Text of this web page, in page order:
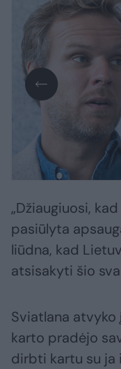
„Džiaugiuosi,
pasiūlyta
liūdna, kad
atsisakyti šio
Sviatlana
karto pradėjo
dirbti kartu su ja